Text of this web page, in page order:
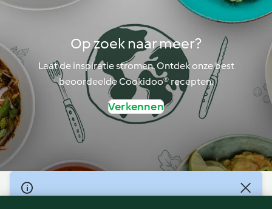
Op zoek naar meer?
Laat de inspiratie stromen. Ontdek onze best
beoordeelde Cookidoo® recepten.
Verkennen
© Copyright 2026